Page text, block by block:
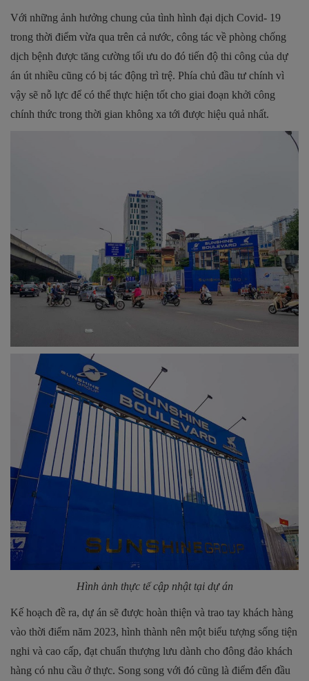
Với những ảnh hưởng chung của tình hình đại dịch Covid- 19
trong thời điểm vừa qua trên cả nước, công tác về phòng chống
dịch bệnh được tăng cường tối ưu do đó tiến độ thi công của dự
án út nhiều cũng có bị tác động trì trệ. Phía chủ đầu tư chính vì
vậy sẽ nỗ lực để có thể thực hiện tốt cho giai đoạn khởi công
chính thức trong thời gian không xa tới được hiệu quả nhất.
Hình ảnh thực tế cập nhật tại dự án
Kế hoạch đề ra, dự án sẽ được hoàn thiện và trao tay khách hàng
vào thời điểm năm 2023, hình thành nên một biểu tượng sống tiện
nghi và cao cấp, đạt chuẩn thượng lưu dành cho đông đảo khách
hàng có nhu cầu ở thực. Song song với đó cũng là điểm đến đầu